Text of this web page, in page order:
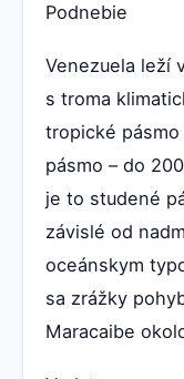
Podnebie
Venezuela leží
s troma
tropické
pásmo – do
je to studené
závislé od
oceánskym
sa zrážky
Maracaibe